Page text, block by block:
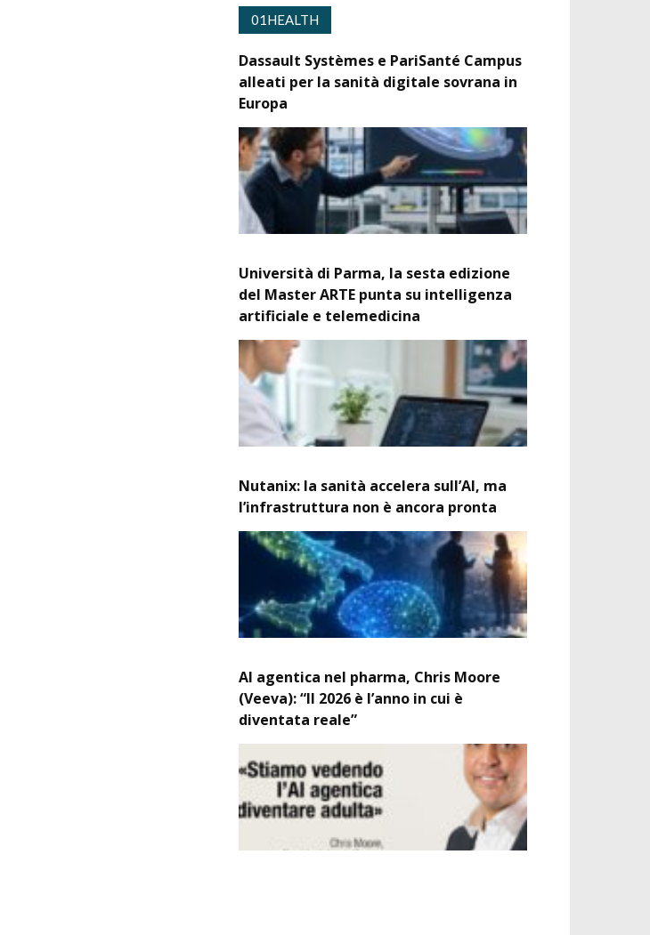
01HEALTH
Dassault Systèmes e PariSanté Campus
alleati per la sanità digitale sovrana in
Europa
Università di Parma, la sesta edizione
del Master ARTE punta su intelligenza
artificiale e telemedicina
Nutanix: la sanità accelera sull’AI, ma
l’infrastruttura non è ancora pronta
AI agentica nel pharma, Chris Moore
(Veeva): “Il 2026 è l’anno in cui è
diventata reale”